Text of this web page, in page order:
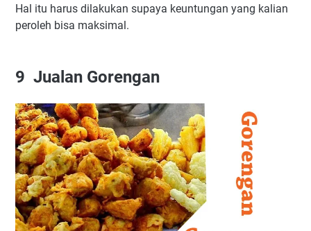
Hal itu harus dilakukan supaya keuntungan yang kalian
peroleh bisa maksimal.
9 Jualan Gorengan